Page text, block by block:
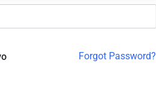
Forgot Password?